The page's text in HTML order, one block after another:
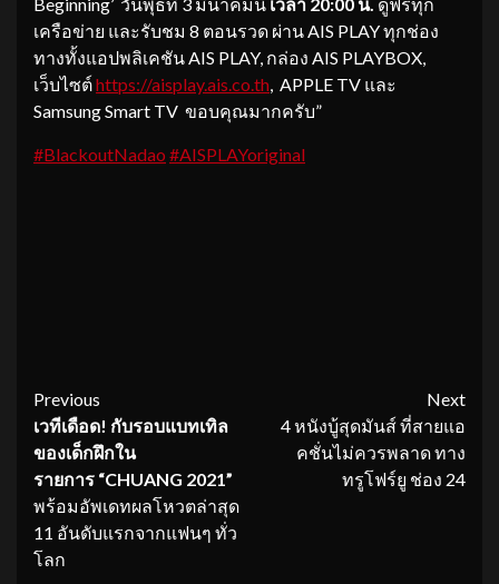
เครือข่าย และรับชม 8 ตอนรวด ผ่าน AIS PLAY ทุกช่อง
ทางทั้งแอปพลิเคชัน AIS PLAY, กล่อง AIS PLAYBOX,
เว็บไซต์https://aisplay.ais.co.th , APPLE TV และ
Samsung Smart TV ขอบคุณมากครับ”
#BlackoutNadao #AISPLAYoriginal
Continue
Reading
Previous
เวทีเดือด! กับรอบแบทเทิล
ของเด็กฝึกใน
รายการ “CHUANG 2021”
พร้อมอัพเดทผลโหวตล่าสุด
11 อันดับแรกจากแฟนๆ ทั่ว
โลก
Next
4 หนังบู้สุดมันส์ ที่สายแอ
คชั่นไม่ควรพลาด ทาง
ทรูโฟร์ยู ช่อง 24